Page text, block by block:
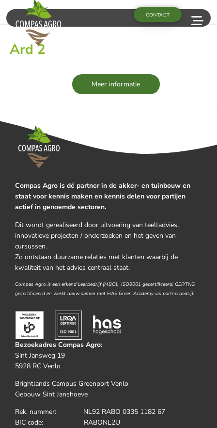
CONTACT
Ard 2
Meer informatie
Compas Agro is dé partner in de akker- en tuinbouw en
staat voor kennis maken en kennis delen voor partijen
actief in genoemde sectoren.
Dit wordt gerealiseerd door uitvoering van teeltadvies,
innovatieve projecten / onderzoeken en het geven van
cursussen.
Zo ontstaan duurzame relaties met klanten waarbij de
kwaliteit van het advies centraal staat.
Compas Agro is een erkend Leerbedrijf (MBO), ISO9001 gecertificeerd, GEP/TNG
gecertificeerd en werkt nauw samen met HAS Green Academy als partnerbedrijf.
Bezoekadres Compas Agro:
Sint Jansweg 19
5928 RC Venlo
Brightlands Campus Greenport Venlo
Gebouw Sint Janshoeve
Rek. nummer: NL92 RABO 0335 1182 67
BIC code: RABONL2U